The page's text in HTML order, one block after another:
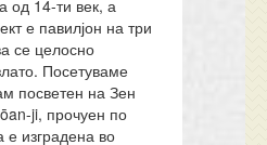
од 14-ти век, а
е павилјон на три
се целосно
Посетуваме
посветен на Зен
ji, прочуен по
е изградена во